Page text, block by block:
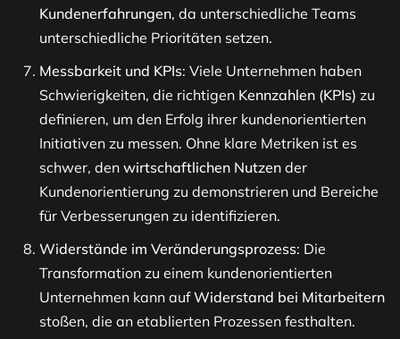
Kundenerfahrungen, da unterschiedliche Teams
unterschiedliche Prioritäten setzen.
Messbarkeit und KPIs: Viele Unternehmen haben
Schwierigkeiten, die richtigen Kennzahlen (KPIs) zu
definieren, um den Erfolg ihrer kundenorientierten
Initiativen zu messen. Ohne klare Metriken ist es
schwer, den wirtschaftlichen Nutzen der
Kundenorientierung zu demonstrieren und Bereiche
für Verbesserungen zu identifizieren.
Widerstände im Veränderungsprozess: Die
Transformation zu einem kundenorientierten
Unternehmen kann aufWiderstand bei Mitarbeitern
stoßen, die an etablierten Prozessen festhalten.